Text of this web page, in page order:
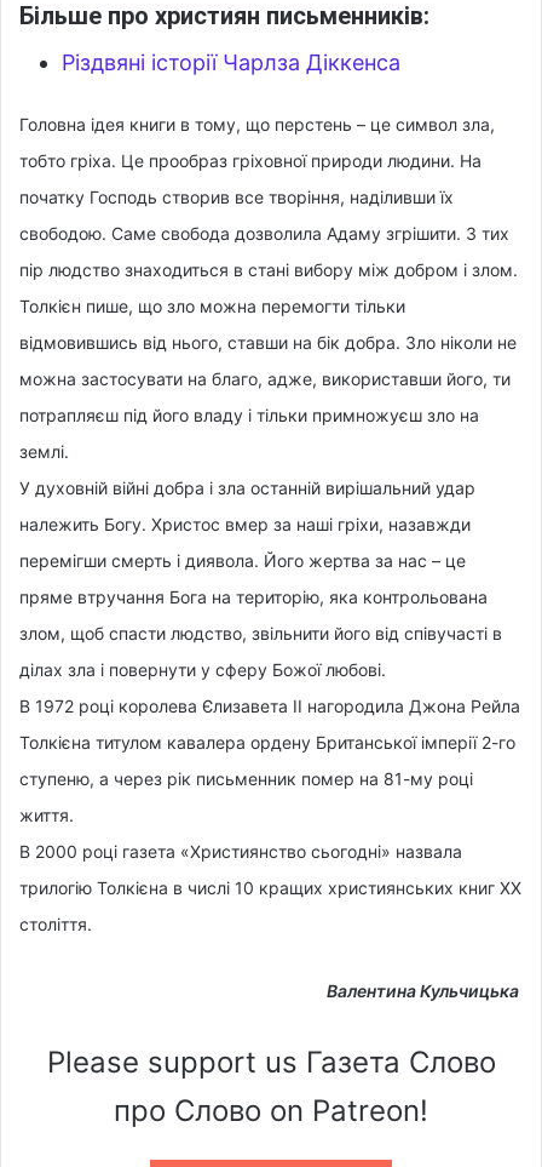
Більше про християн письменників:
Різдвяні історії Чарлза Діккенса
Головна ідея книги в тому, що перстень – це символ зла,
тобто гріха. Це прообраз гріховної природи людини. На
початку Господь створив все творіння, наділивши їх
свободою. Саме свобода дозволила Адаму згрішити. З тих
пір людство знаходиться в стані вибору між добром і злом.
Толкієн пише, що зло можна перемогти тільки
відмовившись від нього, ставши на бік добра. Зло ніколи не
можна застосувати на благо, адже, використавши його, ти
потрапляєш під його владу і тільки примножуєш зло на
землі.
У духовній війні добра і зла останній вирішальний удар
належить Богу. Христос вмер за наші гріхи, назавжди
перемігши смерть і диявола. Його жертва за нас – це
пряме втручання Бога на територію, яка контрольована
злом, щоб спасти людство, звільнити його від співучасті в
ділах зла і повернути у сферу Божої любові.
В 1972 році королева Єлизавета ІІ нагородила Джона Рейла
Толкієна титулом кавалера ордену Британської імперії 2-го
ступеню, а через рік письменник помер на 81-му році
життя.
В 2000 році газета «Християнство сьогодні» назвала
трилогію Толкієна в числі 10 кращих християнських книг XX
століття.
Валентина Кульчицька
Please support us Газета Слово
про Слово on Patreon!